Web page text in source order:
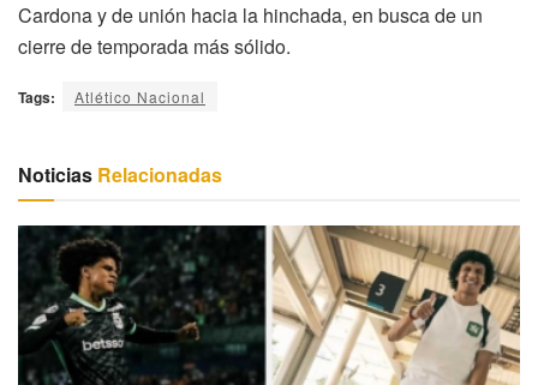
Cardona y de unión hacia la hinchada, en busca de un
cierre de temporada más sólido.
Tags: Atlético Nacional
Noticias Relacionadas